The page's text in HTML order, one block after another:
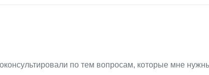
по тем вопросам, которые мне